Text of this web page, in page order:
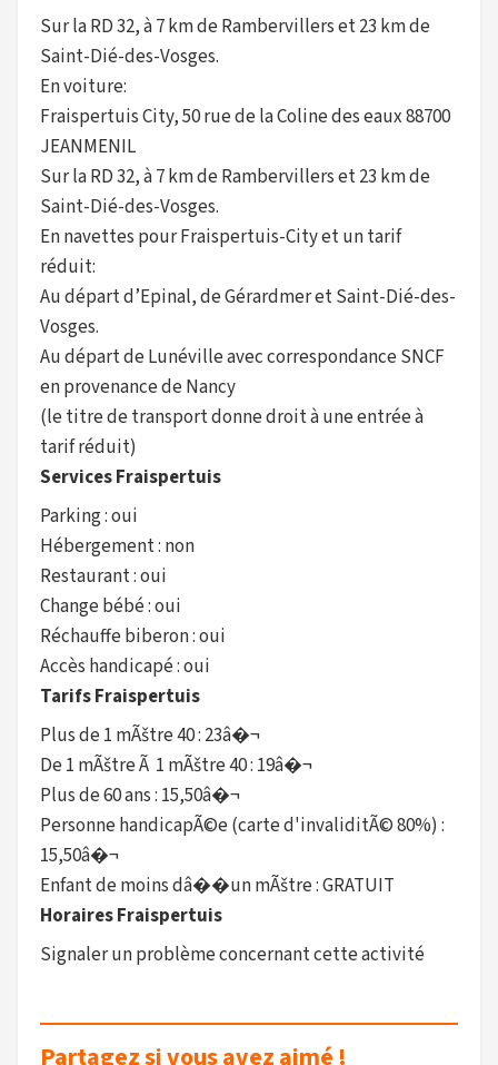
Sur la RD 32, à 7 km de Rambervillers et 23 km de
Saint-Dié-des-Vosges.
En voiture:
Fraispertuis City, 50 rue de la Coline des eaux 88700
JEANMENIL
Sur la RD 32, à 7 km de Rambervillers et 23 km de
Saint-Dié-des-Vosges.
En navettes pour Fraispertuis-City et un tarif
réduit:
Au départ d’Epinal, de Gérardmer et Saint-Dié-des-
Vosges.
Au départ de Lunéville avec correspondance SNCF
en provenance de Nancy
(le titre de transport donne droit à une entrée à
tarif réduit)
Services Fraispertuis
Parking : oui
Hébergement : non
Restaurant : oui
Change bébé : oui
Réchauffe biberon : oui
Accès handicapé : oui
Tarifs Fraispertuis
Plus de 1 mÃštre 40 : 23â�¬
De 1 mÃštre Ã 1 mÃštre 40 : 19â�¬
Plus de 60 ans : 15,50â�¬
Personne handicapÃ©e (carte d'invaliditÃ© 80%) :
15,50â�¬
Enfant de moins dâ��un mÃštre : GRATUIT
Horaires Fraispertuis
Signaler un problème concernant cette activité
Partagez si vous avez aimé !